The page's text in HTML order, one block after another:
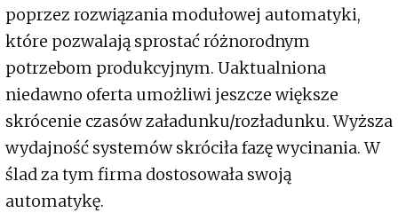
poprzez rozwiązania modułowej automatyki,
które pozwalają sprostać różnorodnym
potrzebom produkcyjnym. Uaktualniona
niedawno oferta umożliwi jeszcze większe
skrócenie czasów załadunku/rozładunku. Wyższa
wydajność systemów skróciła fazę wycinania. W
ślad za tym firma dostosowała swoją
automatykę.